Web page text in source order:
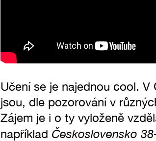
Učení se je najednou cool.
jsou, dle pozorování v
Zájem je i o ty vyloženě
například Československo